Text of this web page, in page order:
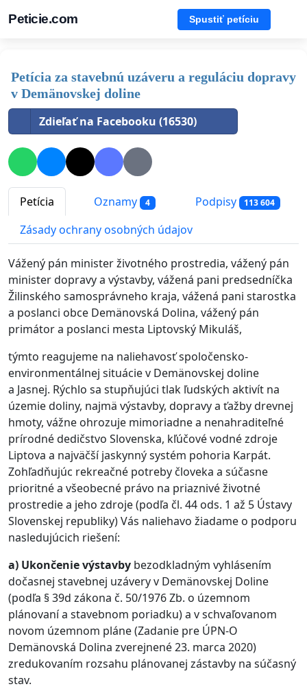
Peticie.com Spustiť petíciu
Petícia za stavebnú uzáveru a reguláciu dopravy
v Demänovskej doline
Zdieľať na Facebooku (16530)
Petícia Oznamy 4 Podpisy 113 604
Zásady ochrany osobných údajov
Vážený pán minister životného prostredia, vážený pán
minister dopravy a výstavby, vážená pani predsedníčka
Žilinského samosprávneho kraja, vážená pani starostka
a poslanci obce Demänovská Dolina, vážený pán
primátor a poslanci mesta Liptovský Mikuláš,
týmto reagujeme na naliehavosť spoločensko-
environmentálnej situácie v Demänovskej doline
a Jasnej. Rýchlo sa stupňujúci tlak ľudských aktivít na
územie doliny, najmä výstavby, dopravy a ťažby drevnej
hmoty, vážne ohrozuje mimoriadne a nenahraditeľné
prírodné dedičstvo Slovenska, kľúčové vodné zdroje
Liptova a najväčší jaskynný systém pohoria Karpát.
Zohľadňujúc rekreačné potreby človeka a súčasne
prioritné a všeobecné právo na priaznivé životné
prostredie a jeho zdroje (podľa čl. 44 ods. 1 až 5 Ústavy
Slovenskej republiky) Vás naliehavo žiadame o podporu
nasledujúcich riešení:
a) Ukončenie výstavby bezodkladným vyhlásením
dočasnej stavebnej uzávery v Demänovskej Doline
(podľa § 39d zákona č. 50/1976 Zb. o územnom
plánovaní a stavebnom poriadku) a v schvaľovanom
novom územnom pláne (Zadanie pre ÚPN-O
Demänovská Dolina zverejnené 23. marca 2020)
zredukovaním rozsahu plánovanej zástavby na súčasný
stav.